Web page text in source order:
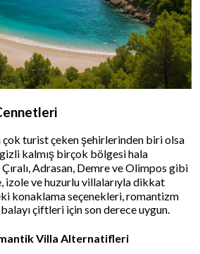
çok turist çeken şehirlerinden biri olsa
kalmış birçok bölgesi hala
Adrasan, Demre ve Olimpos gibi
izole ve huzurlu villalarıyla dikkat
konaklama seçenekleri, romantizm
çiftleri için son derece uygun.
Villa Alternatifleri